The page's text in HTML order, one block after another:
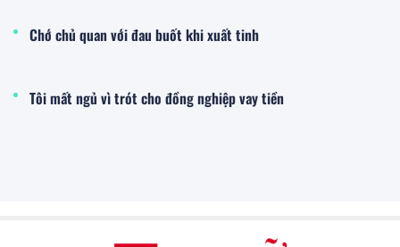
Chớ chủ quan với đau buốt khi xuất tinh
Tôi mất ngủ vì trót cho đồng nghiệp vay tiền